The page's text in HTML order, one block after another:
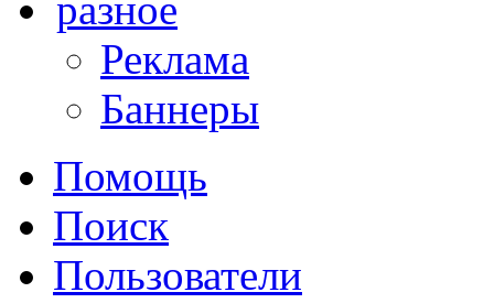
Реклама
Баннеры
Помощь
Поиск
Пользователи